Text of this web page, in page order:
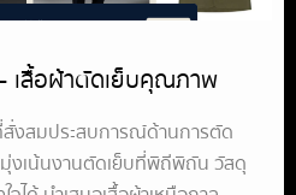
เสื้อผ้าตัดเย็บคุณภาพ
สั่งสมประสบการณ์ด้านการตัด
งเน้นงานตัดเย็บที่พิถีพิถัน วัสดุ